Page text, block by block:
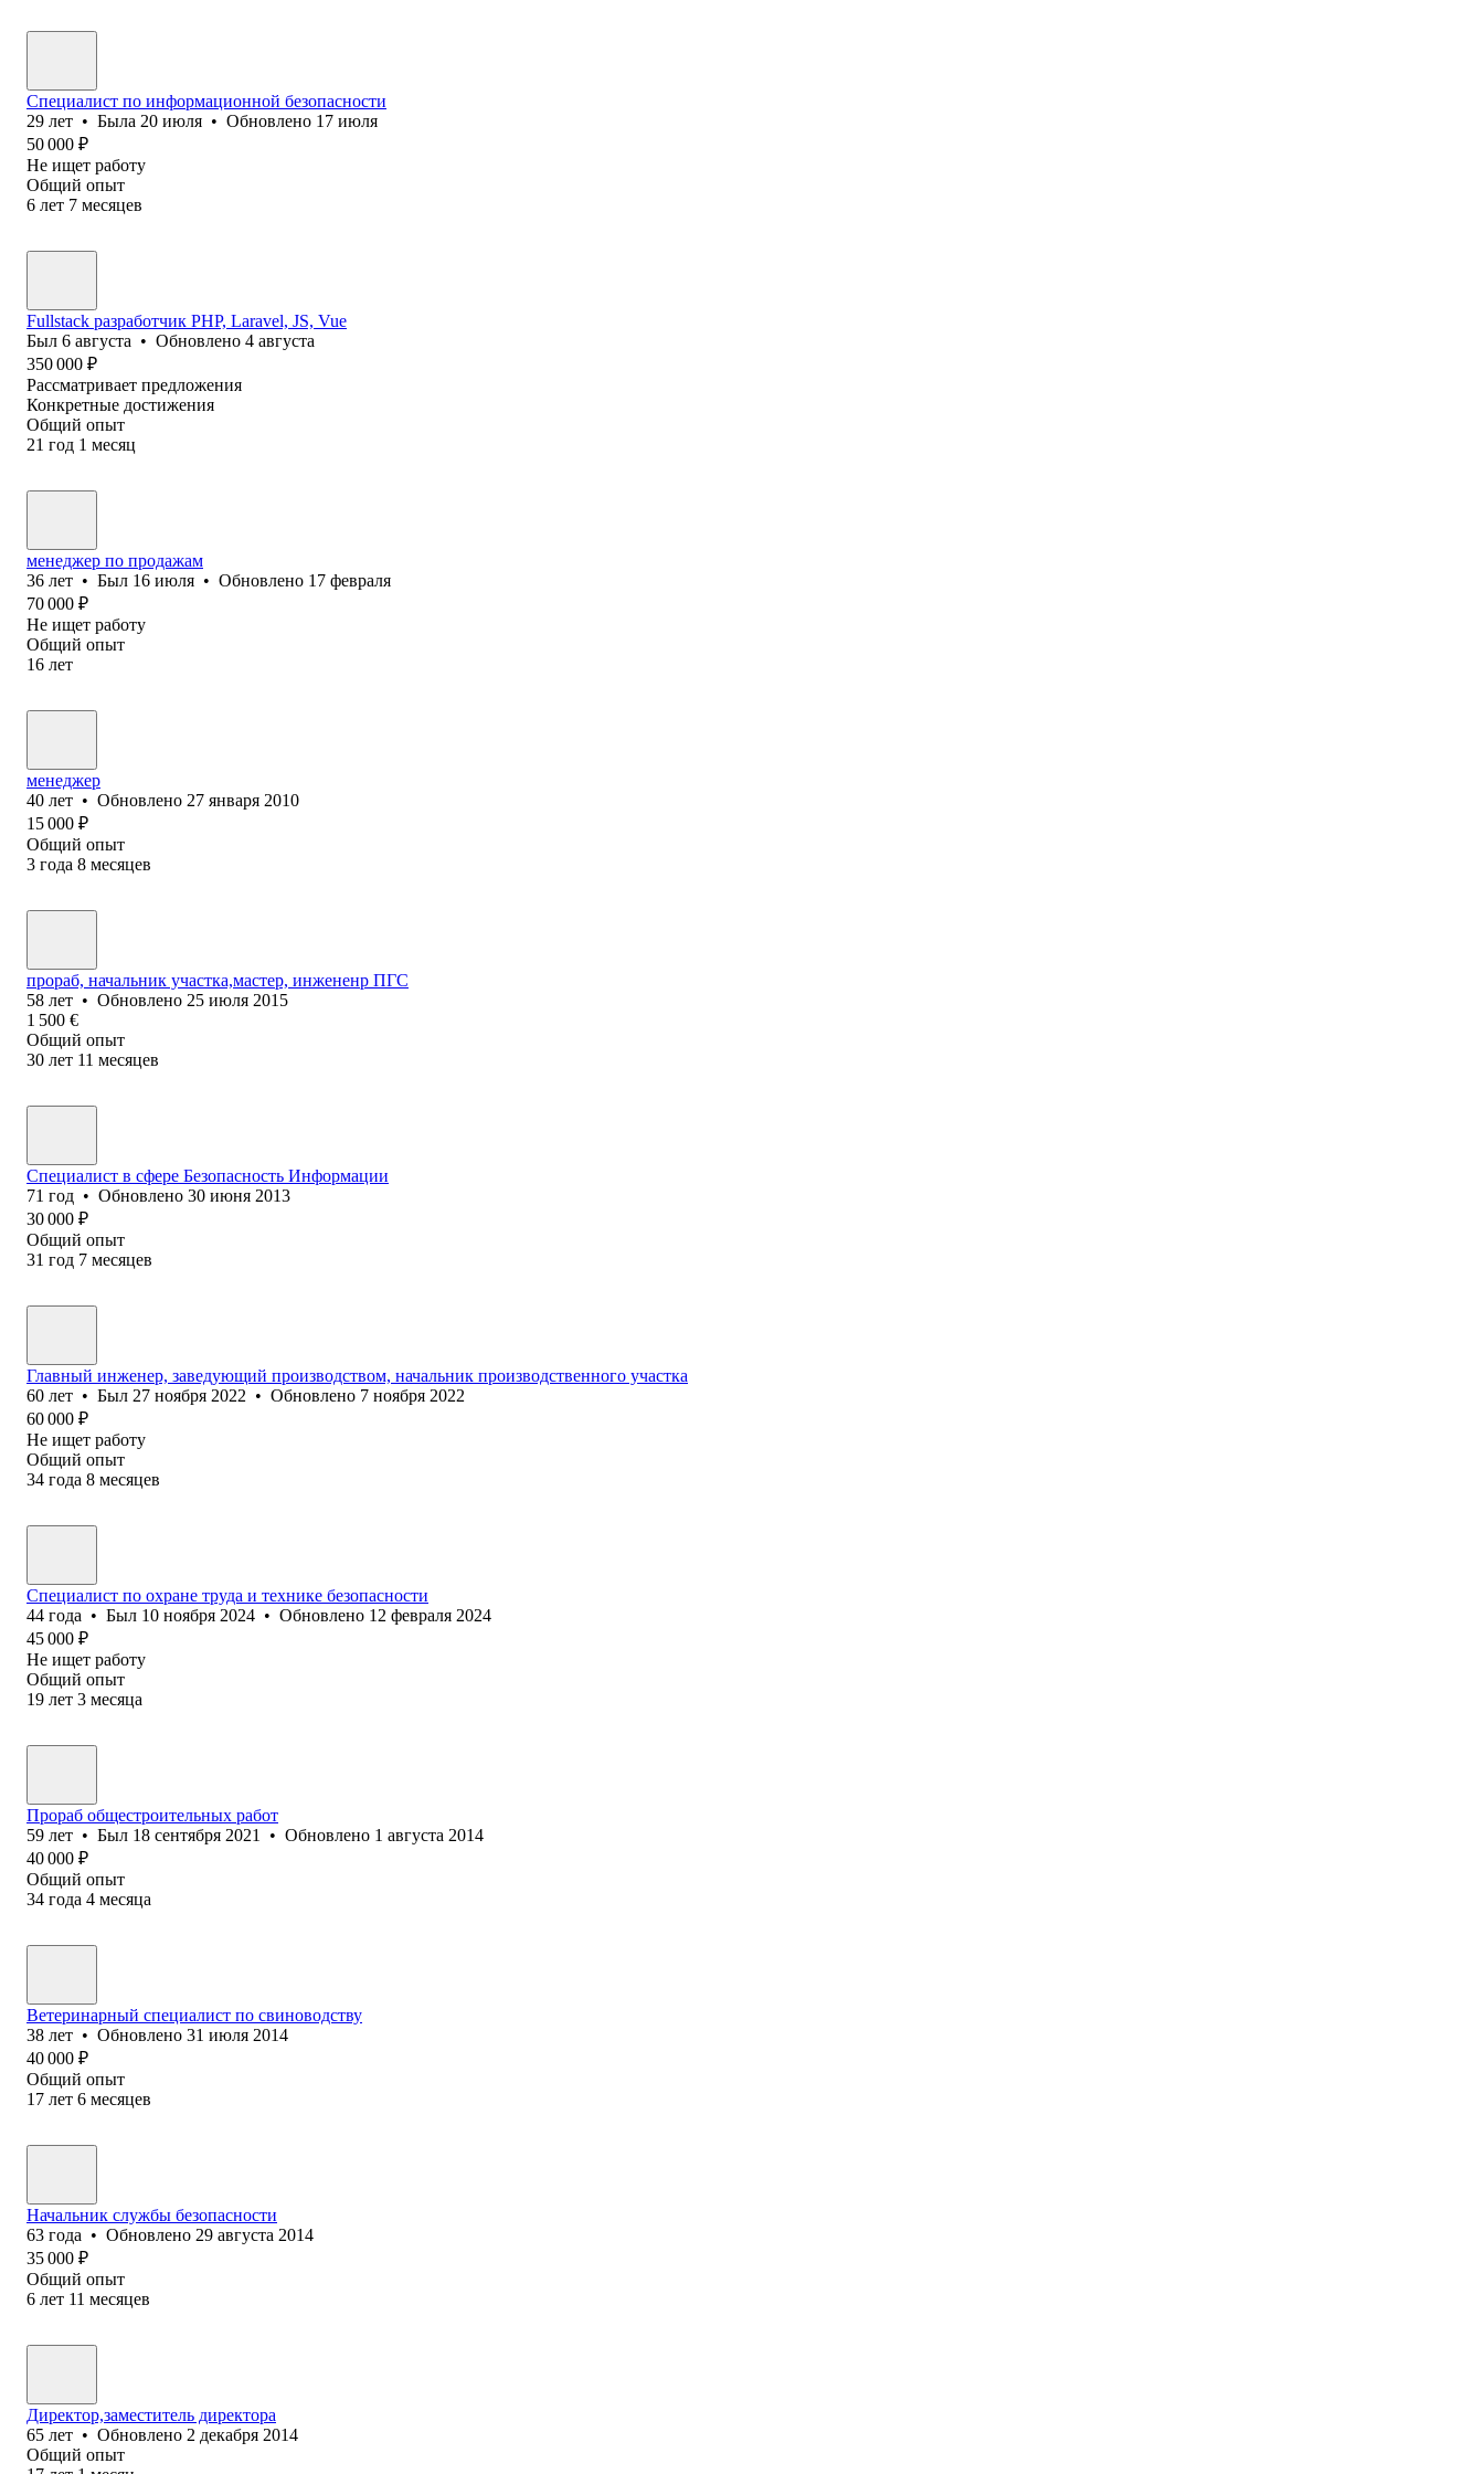
Специалист по информационной безопасности
29 лет • Была 20 июля • Обновлено 17 июля
50 000 ₽
Не ищет работу
Общий опыт
6 лет 7 месяцев
Fullstack разработчик PHP, Laravel, JS, Vue
Был 6 августа • Обновлено 4 августа
350 000 ₽
Рассматривает предложения
Конкретные достижения
Общий опыт
21 год 1 месяц
менеджер по продажам
36 лет • Был 16 июля • Обновлено 17 февраля
70 000 ₽
Не ищет работу
Общий опыт
16 лет
менеджер
40 лет • Обновлено 27 января 2010
15 000 ₽
Общий опыт
3 года 8 месяцев
прораб, начальник участка,мастер, инжененр ПГС
58 лет • Обновлено 25 июля 2015
1 500 €
Общий опыт
30 лет 11 месяцев
Специалист в сфере Безопасность Информации
71 год • Обновлено 30 июня 2013
30 000 ₽
Общий опыт
31 год 7 месяцев
Главный инженер, заведующий производством, начальник производственного участка
60 лет • Был 27 ноября 2022 • Обновлено 7 ноября 2022
60 000 ₽
Не ищет работу
Общий опыт
34 года 8 месяцев
Специалист по охране труда и технике безопасности
44 года • Был 10 ноября 2024 • Обновлено 12 февраля 2024
45 000 ₽
Не ищет работу
Общий опыт
19 лет 3 месяца
Прораб общестроительных работ
59 лет • Был 18 сентября 2021 • Обновлено 1 августа 2014
40 000 ₽
Общий опыт
34 года 4 месяца
Ветеринарный специалист по свиноводству
38 лет • Обновлено 31 июля 2014
40 000 ₽
Общий опыт
17 лет 6 месяцев
Начальник службы безопасности
63 года • Обновлено 29 августа 2014
35 000 ₽
Общий опыт
6 лет 11 месяцев
Директор,заместитель директора
65 лет • Обновлено 2 декабря 2014
Общий опыт